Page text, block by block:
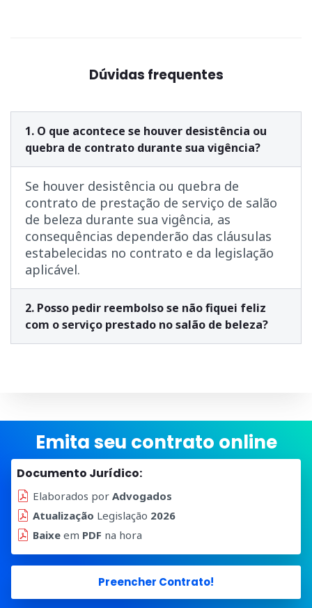
Dúvidas frequentes
1. O que acontece se houver desistência ou
quebra de contrato durante sua vigência?
Se houver desistência ou quebra de
contrato de prestação de serviço de salão
de beleza durante sua vigência, as
consequências dependerão das cláusulas
estabelecidas no contrato e da legislação
aplicável.
2. Posso pedir reembolso se não fiquei feliz
com o serviço prestado no salão de beleza?
Emita seu contrato online
Documento Jurídico:
Elaborados por Advogados
Atualização Legislação 2026
Baixe em PDF na hora
Preencher Contrato!